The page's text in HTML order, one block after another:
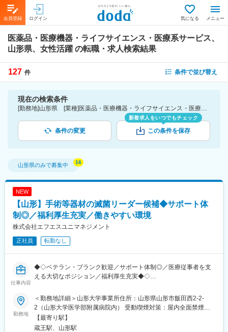
会員登録 ログイン 気になる メニュー
医薬品・医療機器・ライフサイエンス・医療系サービス、
山形県、女性活躍 の転職・求人検索結果
127 件 条件で並び替え
現在の検索条件
[勤務地]山形県 [業種]医薬品・医療機器・ライフサイエンス・医療系サービス [詳細条件](会社・職場の環境)女性活躍
条件の変更
新着求人をいつでもチェック
この条件を保存
山形県のみで募集中
NEW
【山形】手術等器材の滅菌リーダー候補◆サポート体
制◎／福利厚生充実／働きやすい環境
株式会社エフエスユニマネジメント
正社員 転勤なし
仕事内容
◆◇ベテラン・ブランク歓迎／サポート体制◎／医療従事者を支
える大切なポジション／福利厚生充実◆◇
手術で使用する器材の洗浄・滅菌作業など、医療現場の感染管理
に寄与する業務です。グローブ、エプロン、フェイスシールド等
の防護具を着用して感染対策を徹底しています。また、器材の在
庫管理や洗浄機器・滅菌機器類の稼働状況管理も行います。
勤務地
＜勤務地詳細＞山形大学事業所住所：山形県山形市飯田西2-2-
2（山形大学医学部附属病院内） 受動喫煙対策：屋内全面禁煙変
更の範囲：無
【最寄り駅】
蔵王駅、山形駅